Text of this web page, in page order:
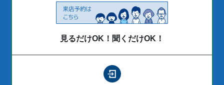
見るだけOK！聞くだけOK！